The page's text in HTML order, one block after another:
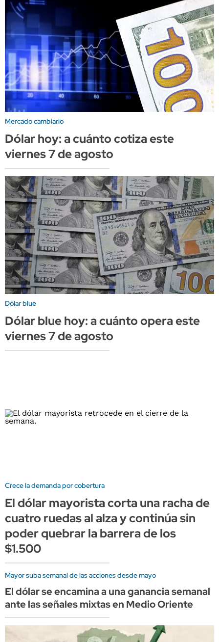
Mercado cambiario
Dólar hoy: a cuánto cotiza este
viernes 7 de agosto
Dólar blue
Dólar blue hoy: a cuánto opera este
viernes 7 de agosto
Crece la demanda por cobertura
El dólar mayorista corta una racha de
cuatro ruedas al alza y continúa sin
poder quebrar la barrera de los
$1.500
Mayor suba semanal de las acciones desde mayo
El dólar se encamina a una ganancia semanal
ante las señales mixtas en Medio Oriente